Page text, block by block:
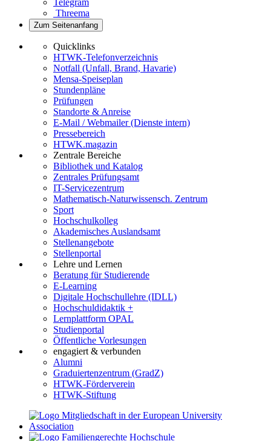
Telegram
Threema
Zum Seitenanfang
Quicklinks
HTWK-Telefonverzeichnis
Notfall (Unfall, Brand, Havarie)
Mensa-Speiseplan
Stundenpläne
Prüfungen
Standorte & Anreise
E-Mail / Webmailer (Dienste intern)
Pressebereich
HTWK.magazin
Zentrale Bereiche
Bibliothek und Katalog
Zentrales Prüfungsamt
IT-Servicezentrum
Mathematisch-Naturwissensch. Zentrum
Sport
Hochschulkolleg
Akademisches Auslandsamt
Stellenangebote
Stellenportal
Lehre und Lernen
Beratung für Studierende
E-Learning
Digitale Hochschullehre (IDLL)
Hochschuldidaktik +
Lernplattform OPAL
Studienportal
Öffentliche Vorlesungen
engagiert & verbunden
Alumni
Graduiertenzentrum (GradZ)
HTWK-Förderverein
HTWK-Stiftung